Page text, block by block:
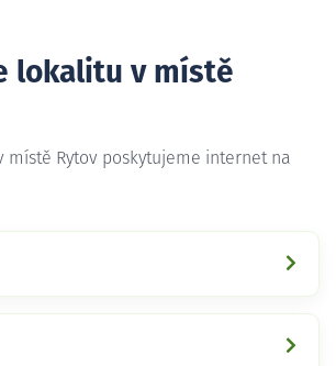
lokalitu v místě
místě Rytov poskytujeme internet na